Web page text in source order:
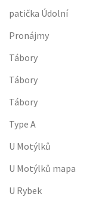
patička Údolní
Pronájmy
Tábory
Tábory
Tábory
Type A
U Motýlků
U Motýlků mapa
U Rybek